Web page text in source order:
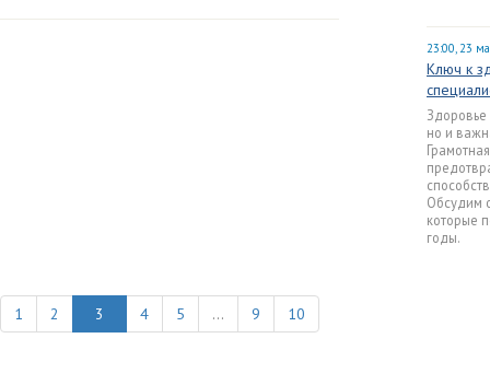
23:00, 23
Ключ к
Здоровье
но и
Обсудим
которые
годы.
1 2 4 5 ... 9 10